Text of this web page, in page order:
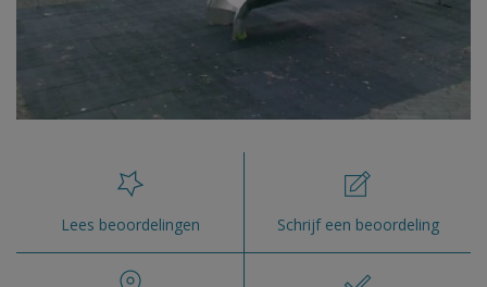
Lees beoordelingen Schrijf een beoordeling